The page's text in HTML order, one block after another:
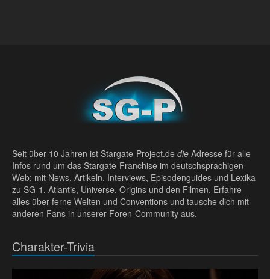
Seit über 10 Jahren ist Stargate-Project.de die Adresse für alle
Infos rund um das Stargate-Franchise im deutschsprachigen
Web: mit News, Artikeln, Interviews, Episodenguides und Lexika
zu SG-1, Atlantis, Universe, Origins und den Filmen. Erfahre
alles über ferne Welten und Conventions und tausche dich mit
anderen Fans in unserer Foren-Community aus.
Charakter-Trivia